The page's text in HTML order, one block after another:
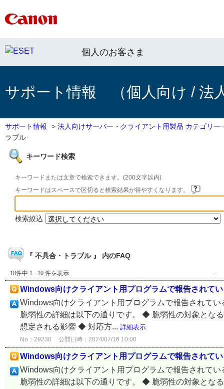
個人のお客さま
サポート情報 （個人向け / 法
サポート情報 > 法人向けサーバー・クライアント用製品 カテゴリー
ラブル
キーワード検索
キーワードまたは文章で検索できます。(200文字以内)
キーワードはスペースで区切ると検索結果が得やすくなります。
検索絞込
『 不具合・トラブル 』 内のFAQ
18件中 1 - 10 件を表示 ≪
Windows向けクライアント用プログラムで報告されて
Windows向けクライアント用プログラムで報告されて
脆弱性の詳細は以下の通りです。 ◆ 脆弱性の対象と
想定される影響 ◆ 対応方... 詳細表示
No：29230 公開日時：2024/07/16 10:00
Windows向けクライアント用プログラムで報告されて
Windows向けクライアント用プログラムで報告されて
脆弱性の詳細は以下の通りです。 ◆ 脆弱性の対象と